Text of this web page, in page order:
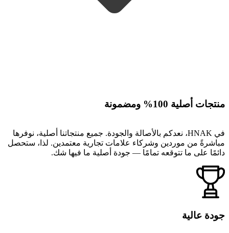
منتجات أصلية 100% ومضمونة
في HNAK، نعدكم بالأصالة والجودة. جميع منتجاتنا أصلية، نوفرها
مباشرةً من موردين وشركاء علامات تجارية معتمدين. لذا، ستحصل
دائمًا على ما تتوقعه تمامًا — جودة أصلية ما فيها شك.
جودة عالية